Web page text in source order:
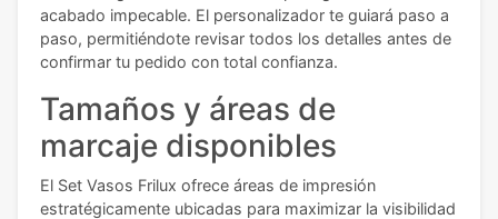
acabado impecable. El personalizador te guiará paso a
paso, permitiéndote revisar todos los detalles antes de
confirmar tu pedido con total confianza.
Tamaños y áreas de
marcaje disponibles
El Set Vasos Frilux ofrece áreas de impresión
estratégicamente ubicadas para maximizar la visibilidad